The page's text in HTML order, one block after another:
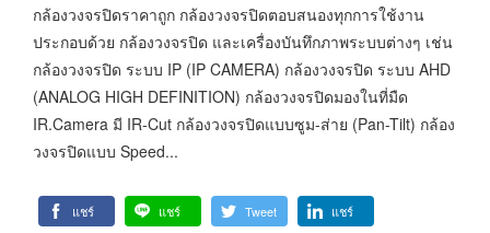
กล้องวงจรปิดราคาถูก กล้องวงจรปิดตอบสนองทุกการใช้งาน
ประกอบด้วย กล้องวงจรปิด และเครื่องบันทึกภาพระบบต่างๆ เช่น
กล้องวงจรปิด ระบบ IP (IP CAMERA) กล้องวงจรปิด ระบบ AHD
(ANALOG HIGH DEFINITION) กล้องวงจรปิดมองในที่มืด
IR.Camera มี IR-Cut กล้องวงจรปิดแบบซูม-ส่าย (Pan-Tilt) กล้อง
วงจรปิดแบบ Speed...
แชร์ แชร์ Tweet แชร์